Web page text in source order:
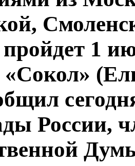
пройдет 1
«Сокол»
России,